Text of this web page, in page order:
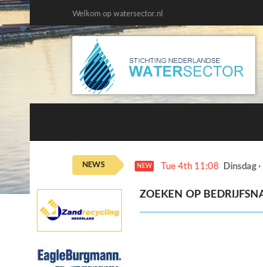
Welkom op watersector.nl
NEWS NEW Tue 4th 11:08 Dinsdag
ZOEKEN OP